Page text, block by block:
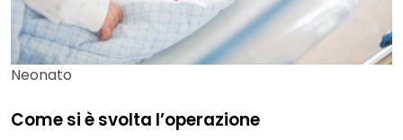
Neonato
Come si è svolta l’operazione